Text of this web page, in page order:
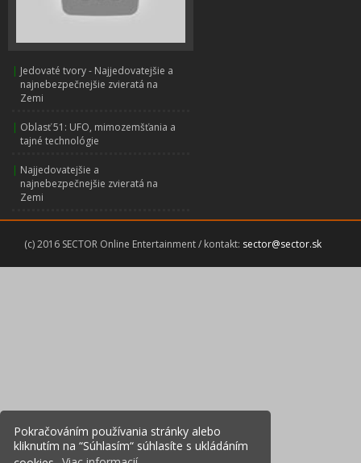
Pokračováním používania stránky alebo
kliknutím na “Súhlasím“ súhlasíte s ukládáním
| Jedovaté tvory - Najjedovatejšie a
najnebezpečnejšie zvieratá na
Zemi
| Oblasť 51: UFO, mimozemšťania a
tajné technológie
| Najjedovatejšie a
najnebezpečnejšie zvieratá na
Zemi
(c) 2016 SECTOR Online Entertainment / kontakt: sector@sector.sk